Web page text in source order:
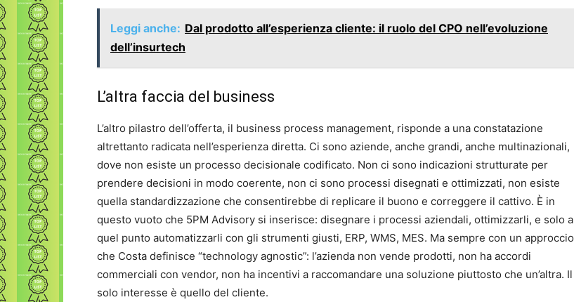
Leggi anche: Dal prodotto all’esperienza cliente: il ruolo del CPO nell’evoluzione
dell’insurtech
L’altra faccia del business
L’altro pilastro dell’offerta, il business process management, risponde a una constatazione
altrettanto radicata nell’esperienza diretta. Ci sono aziende, anche grandi, anche multinazionali,
dove non esiste un processo decisionale codificato. Non ci sono indicazioni strutturate per
prendere decisioni in modo coerente, non ci sono processi disegnati e ottimizzati, non esiste
quella standardizzazione che consentirebbe di replicare il buono e correggere il cattivo. È in
questo vuoto che 5PM Advisory si inserisce: disegnare i processi aziendali, ottimizzarli, e solo a
quel punto automatizzarli con gli strumenti giusti, ERP, WMS, MES. Ma sempre con un approccio
che Costa definisce “technology agnostic”: l’azienda non vende prodotti, non ha accordi
commerciali con vendor, non ha incentivi a raccomandare una soluzione piuttosto che un’altra. Il
solo interesse è quello del cliente.